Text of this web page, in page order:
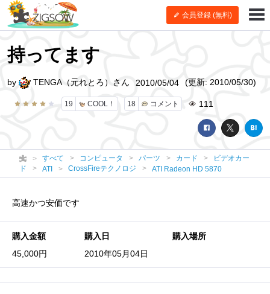
会員登録 (無料)
持ってます
19 COOL！ 18 コメント 111
by TENGA（元れとろ）さん 2010/05/04 (更新: 2010/05/30)
すべて コンピュータ パーツ カード
ビデオカー
ド
ATI CrossFireテクノロジ ATI Radeon HD 5870
高速かつ安価です
購入金額
45,000円
購入日
2010年05月04日
購入場所